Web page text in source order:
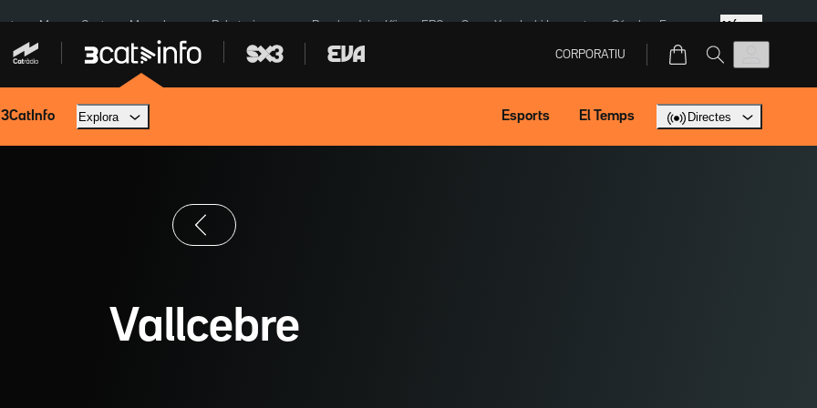
Menors Ceuta Mercabarna Robatoris coure Bombardejos Kíiv ERC SpaceX Isaki Lacuesta Sánchez Europa Més
CORPORATIU
3CatInfo Explora Esports El Temps Directes
Vallcebre